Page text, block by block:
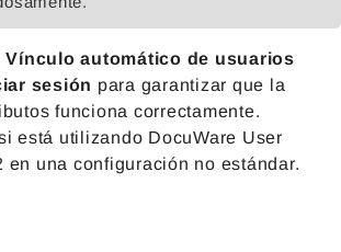
Vínculo automático de usuarios
sesión para garantizar que la
funciona correctamente.
está utilizando DocuWare User
en una configuración no estándar.